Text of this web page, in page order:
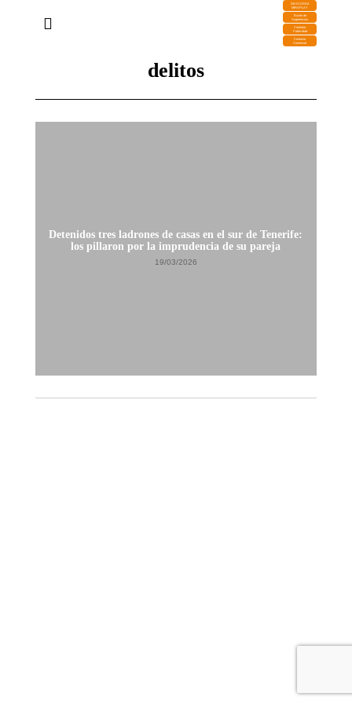
DESCARGA
MIRAPLAY
Buzón de
Sugerencias
Contratar
Publicidad
Contacto
Comercial
delitos
Detenidos tres ladrones de casas en el sur de Tenerife:
los pillaron por la imprudencia de su pareja
19/03/2026